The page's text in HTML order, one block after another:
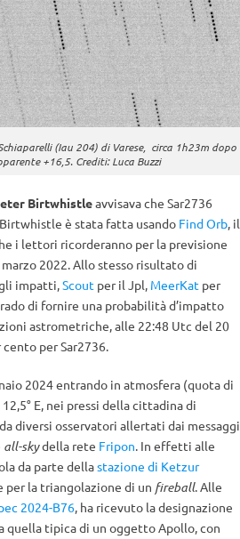
(Iau 204) di Varese, circa 1h23m dopo
+16,5. Crediti: Luca Buzzi
Birtwhistleavvisava che Sar2736
è stata fatta usando Find Orb, il
i lettori ricorderanno per la previsione
2022. Allo stesso risultato di
impatti,Scout per il Jpl, MeerKat per
di fornire una probabilità d’impatto
astrometriche, alle 22:48 Utc del 20
per Sar2736.
2024 entrando in atmosfera (quota di
E, nei pressi della cittadina di
diversi osservatori allertati dai messaggi
all-skydella rete Fripon. In effetti alle
da parte dellastazione di Ketzur
per la triangolazione di un fireball. Alle
2024-B76, ha ricevuto la designazione
quella tipica di un oggetto Apollo, con